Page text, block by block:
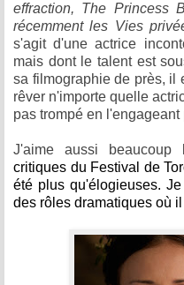
effraction, The Princess
récemment les Vies
s'agit d'une actrice
mais dont le talent est
sa filmographie de près, il
rêver n'importe quelle
pas trompé en l'engageant
J'aime aussi beaucoup
critiques du Festival de
été plus qu'élogieuses.
des rôles dramatiques où